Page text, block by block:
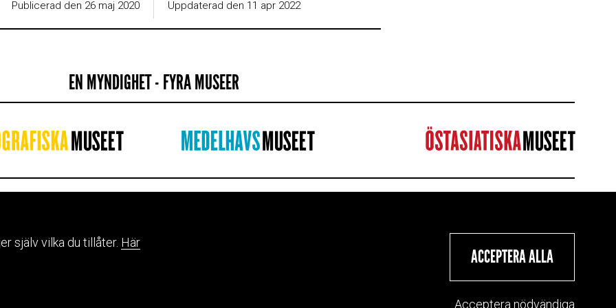
själv vilka du tillåter. Här
ACCEPTERA ALLA
Acceptera nödvändiga
Publicerad den 26 maj 2020 Uppdaterad den 11 apr 2022
EN MYNDIGHET - FYRA MUSEER